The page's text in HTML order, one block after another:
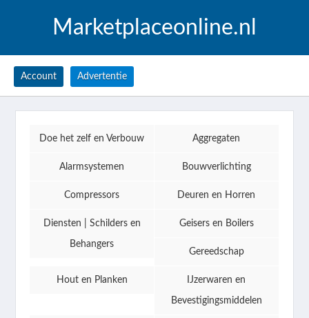
Marketplaceonline.nl
Account Advertentie
Doe het zelf en Verbouw Aggregaten
Alarmsystemen Bouwverlichting
Compressors Deuren en Horren
Diensten | Schilders en
Behangers
Geisers en Boilers
Gereedschap
Hout en Planken IJzerwaren en
Bevestigingsmiddelen